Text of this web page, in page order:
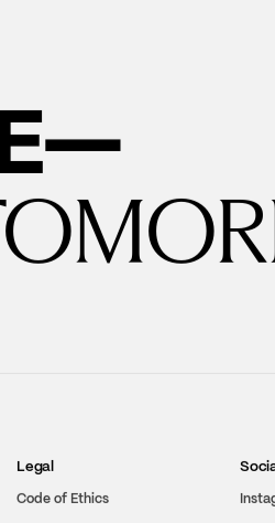
Legal
Code of Ethics